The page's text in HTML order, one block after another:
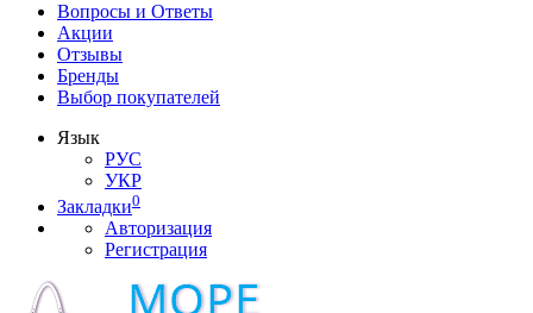
Вопросы и Ответы
Акции
Отзывы
Бренды
Выбор покупателей
Язык
РУС
УКР
Закладки0
Авторизация
Регистрация